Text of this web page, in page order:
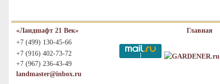
«Ландшафт 21 Век»
+7 (499) 130-45-66
+7 (916) 402-73-72
+7 (967) 236-43-49
landmaster@inbox.ru
Главная